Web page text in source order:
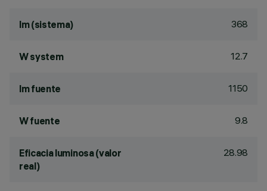
lm (sistema) 368
W system 12.7
lm fuente 1150
W fuente 9.8
Eficacia luminosa (valor
real)
28.98